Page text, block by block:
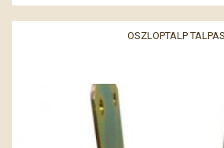
OSZLOPTALP TALPAS